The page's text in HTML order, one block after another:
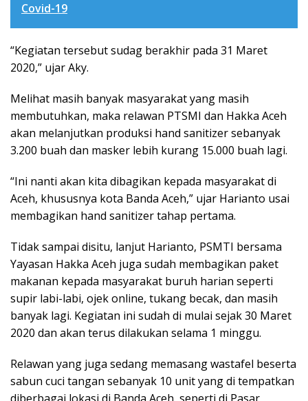
Covid-19
“Kegiatan tersebut sudag berakhir pada 31 Maret
2020,” ujar Aky.
Melihat masih banyak masyarakat yang masih
membutuhkan, maka relawan PTSMI dan Hakka Aceh
akan melanjutkan produksi hand sanitizer sebanyak
3.200 buah dan masker lebih kurang 15.000 buah lagi.
“Ini nanti akan kita dibagikan kepada masyarakat di
Aceh, khususnya kota Banda Aceh,” ujar Harianto usai
membagikan hand sanitizer tahap pertama.
Tidak sampai disitu, lanjut Harianto, PSMTI bersama
Yayasan Hakka Aceh juga sudah membagikan paket
makanan kepada masyarakat buruh harian seperti
supir labi-labi, ojek online, tukang becak, dan masih
banyak lagi. Kegiatan ini sudah di mulai sejak 30 Maret
2020 dan akan terus dilakukan selama 1 minggu.
Relawan yang juga sedang memasang wastafel beserta
sabun cuci tangan sebanyak 10 unit yang di tempatkan